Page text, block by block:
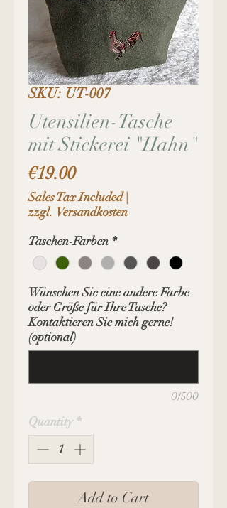
SKU: UT-007
Utensilien-Tasche
mit Stickerei "Hahn"
€19.00Price
Sales Tax Included|
zzgl. Versandkosten
Taschen-Farben *
Wünschen Sie eine andere Farbe
oder Größe für Ihre Tasche?
Kontaktieren Sie mich gerne!
(optional)
0/500
Quantity *
Add to Cart